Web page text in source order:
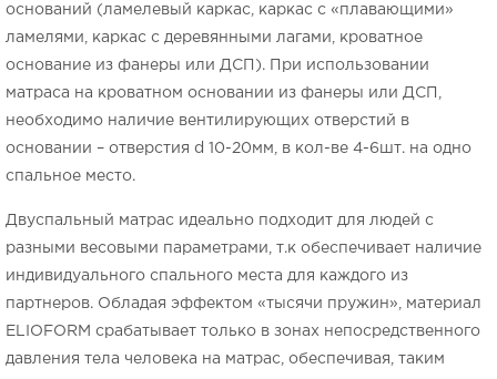
оснований (ламелевый каркас, каркас с «плавающими»
ламелями, каркас с деревянными лагами, кроватное
основание из фанеры или ДСП). При использовании
матраса на кроватном основании из фанеры или ДСП,
необходимо наличие вентилирующих отверстий в
основании – отверстия d 10-20мм, в кол-ве 4-6шт. на одно
спальное место.
Двуспальный матрас идеально подходит для людей с
разными весовыми параметрами, т.к обеспечивает наличие
индивидуального спального места для каждого из
партнеров. Обладая эффектом «тысячи пружин», материал
ELIOFORM срабатывает только в зонах непосредственного
давления тела человека на матрас, обеспечивая, таким